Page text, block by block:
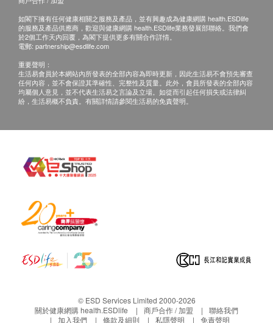
如閣下擁有任何健康相關之服務及產品，並有興趣成為健康網購 health.ESDlife
的服務及產品供應商，歡迎與健康網購 health.ESDlife業務發展部聯絡。我們會
於2個工作天內回覆，為閣下提供更多有關合作詳情。
電郵: partnership@esdlife.com
重要聲明：
生活易會員於本網站內所發表的全部內容為即時更新，因此生活易不會預先審查
任何內容，並不會保證其準確性、完整性及質量。此外，會員所發表的全部內容
均屬個人意見，並不代表生活易之言論及立場。如從而引起任何損失或法律糾
紛，生活易概不負責。有關詳情請參閱生活易的免責聲明。
© ESD Services Limited 2000-2026
關於健康網購 health.ESDlife
商戶合作 / 加盟
聯絡我們
加入我們
條款及細則 私隱聲明 免責聲明